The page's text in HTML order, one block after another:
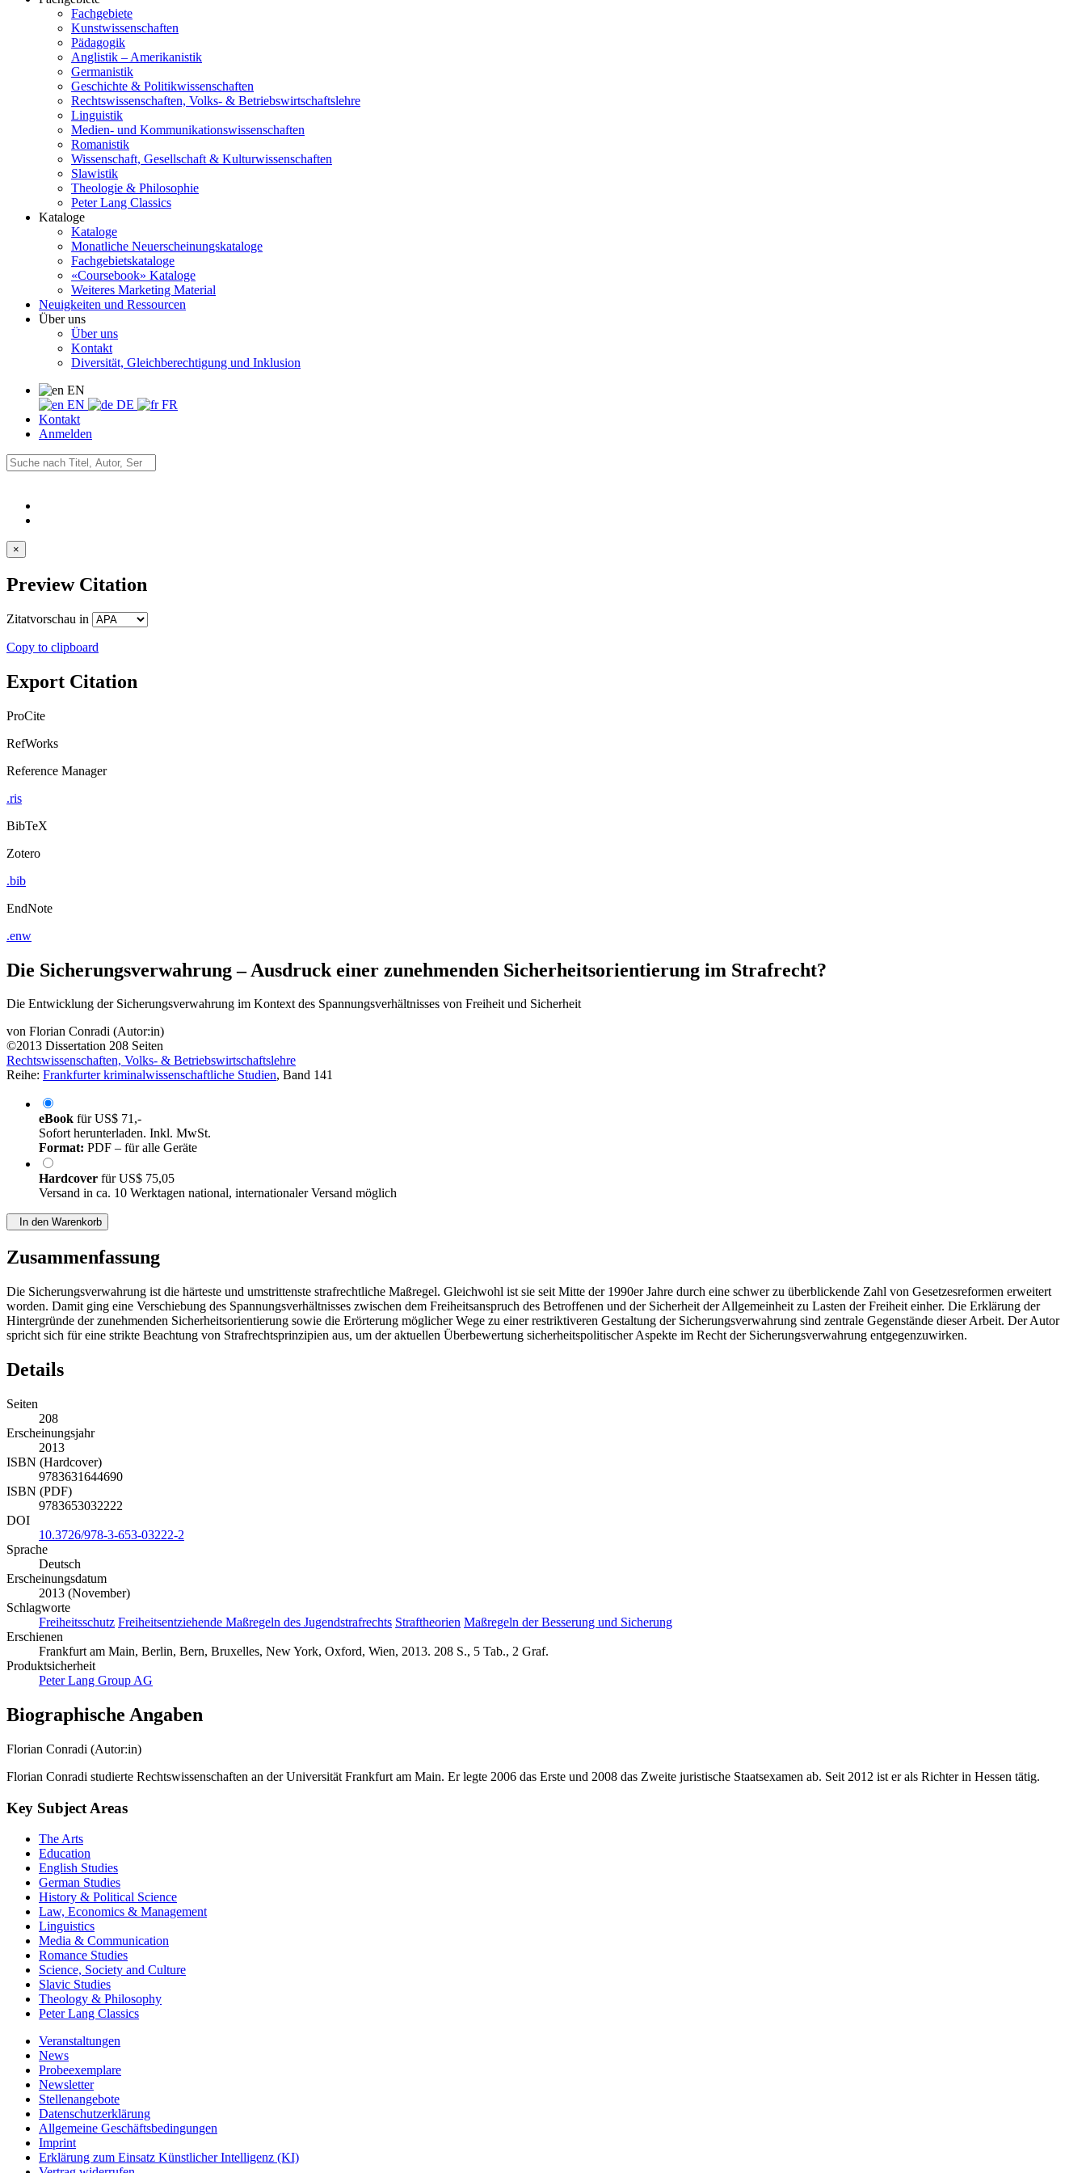
Fachgebiete
Kunstwissenschaften
Pädagogik
Anglistik – Amerikanistik
Germanistik
Geschichte & Politikwissenschaften
Rechtswissenschaften, Volks- & Betriebswirtschaftslehre
Linguistik
Medien- und Kommunikationswissenschaften
Romanistik
Wissenschaft, Gesellschaft & Kulturwissenschaften
Slawistik
Theologie & Philosophie
Peter Lang Classics
Kataloge
Kataloge
Monatliche Neuerscheinungskataloge
Fachgebietskataloge
«Coursebook» Kataloge
Weiteres Marketing Material
Neuigkeiten und Ressourcen
Über uns
Über uns
Kontakt
Diversität, Gleichberechtigung und Inklusion
EN
EN
DE
FR
Kontakt
Anmelden
×
Preview Citation
Zitatvorschau in
Copy to clipboard
Export Citation
ProCite
RefWorks
Reference Manager
.ris
BibTeX
Zotero
.bib
EndNote
.enw
Die Sicherungsverwahrung – Ausdruck einer zunehmenden Sicherheitsorientierung im Strafrecht?
Die Entwicklung der Sicherungsverwahrung im Kontext des Spannungsverhältnisses von Freiheit und Sicherheit
von Florian Conradi (Autor:in)
©2013 Dissertation 208 Seiten
Rechtswissenschaften, Volks- & Betriebswirtschaftslehre
Reihe: Frankfurter kriminalwissenschaftliche Studien, Band 141
eBook fürUS$ 71,-
Sofort herunterladen. Inkl. MwSt.
Format: PDF – für alle Geräte
Hardcover fürUS$ 75,05
Versand in ca. 10 Werktagen national, internationaler Versand möglich
In den Warenkorb
Zusammenfassung
Die Sicherungsverwahrung ist die härteste und umstrittenste strafrechtliche Maßregel. Gleichwohl ist sie seit Mitte der 1990er Jahre durch eine schwer zu überblickende Zahl von Gesetzesreformen erweitert
worden. Damit ging eine Verschiebung des Spannungsverhältnisses zwischen dem Freiheitsanspruch des Betroffenen und der Sicherheit der Allgemeinheit zu Lasten der Freiheit einher. Die Erklärung der
Hintergründe der zunehmenden Sicherheitsorientierung sowie die Erörterung möglicher Wege zu einer restriktiveren Gestaltung der Sicherungsverwahrung sind zentrale Gegenstände dieser Arbeit. Der Autor
spricht sich für eine strikte Beachtung von Strafrechtsprinzipien aus, um der aktuellen Überbewertung sicherheitspolitischer Aspekte im Recht der Sicherungsverwahrung entgegenzuwirken.
Details
Seiten
208
Erscheinungsjahr
2013
ISBN (Hardcover)
9783631644690
ISBN (PDF)
9783653032222
DOI
10.3726/978-3-653-03222-2
Sprache
Deutsch
Erscheinungsdatum
2013 (November)
Schlagworte
Freiheitsschutz Freiheitsentziehende Maßregeln des Jugendstrafrechts Straftheorien Maßregeln der Besserung und Sicherung
Erschienen
Frankfurt am Main, Berlin, Bern, Bruxelles, New York, Oxford, Wien, 2013. 208 S., 5 Tab., 2 Graf.
Produktsicherheit
Peter Lang Group AG
Biographische Angaben
Florian Conradi (Autor:in)
Florian Conradi studierte Rechtswissenschaften an der Universität Frankfurt am Main. Er legte 2006 das Erste und 2008 das Zweite juristische Staatsexamen ab. Seit 2012 ist er als Richter in Hessen tätig.
Key Subject Areas
The Arts
Education
English Studies
German Studies
History & Political Science
Law, Economics & Management
Linguistics
Media & Communication
Romance Studies
Science, Society and Culture
Slavic Studies
Theology & Philosophy
Peter Lang Classics
Veranstaltungen
News
Probeexemplare
Newsletter
Stellenangebote
Datenschutzerklärung
Allgemeine Geschäftsbedingungen
Imprint
Erklärung zum Einsatz Künstlicher Intelligenz (KI)